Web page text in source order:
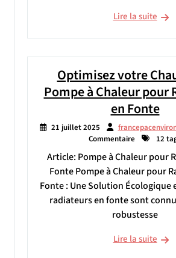
Lire la suite
Optimisez votre
Pompe à Chaleur pour
en Fonte
21 juillet 2025
Commentaire
12
Article: Pompe à Chaleur pour
Fonte Pompe à Chaleur pour
Fonte : Une Solution Écologique
radiateurs en fonte sont
robustesse
Lire la suite